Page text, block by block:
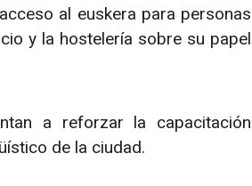
al euskera para personas
y la hostelería sobre su papel
a reforzar la capacitación
de la ciudad.